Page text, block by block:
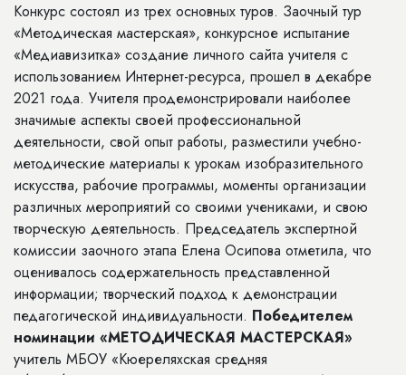
Конкурс состоял из трех основных туров. Заочный тур
«Методическая мастерская», конкурсное испытание
«Медиавизитка» создание личного сайта учителя с
использованием Интернет-ресурса, прошел в декабре
2021 года. Учителя продемонстрировали наиболее
значимые аспекты своей профессиональной
деятельности, свой опыт работы, разместили учебно-
методические материалы к урокам изобразительного
искусства, рабочие программы, моменты организации
различных мероприятий со своими учениками, и свою
творческую деятельность. Председатель экспертной
комиссии заочного этапа Елена Осипова отметила, что
оценивалось содержательность представленной
информации; творческий подход к демонстрации
педагогической индивидуальности. Победителем
номинации «МЕТОДИЧЕСКАЯ МАСТЕРСКАЯ»
учитель МБОУ «Кюереляхская средняя